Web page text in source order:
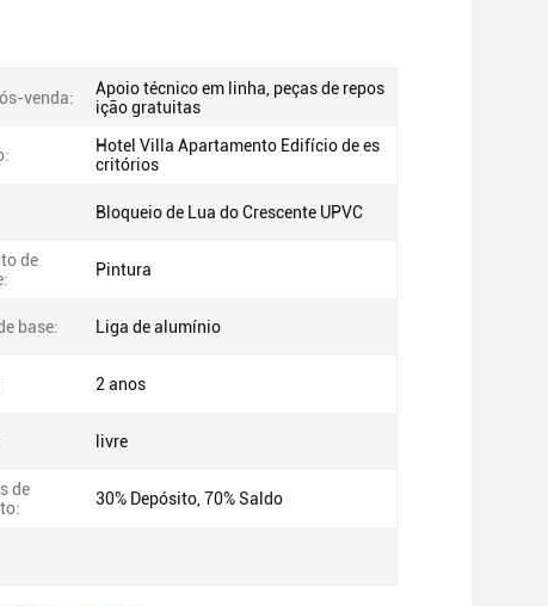
venda:
Apoio técnico em linha, peças de repos
ição gratuitas
Hotel Villa Apartamento Edifício de es
critórios
Bloqueio de Lua do Crescente UPVC
de
Pintura
base: Liga de alumínio
2 anos
livre
de
30% Depósito, 70% Saldo